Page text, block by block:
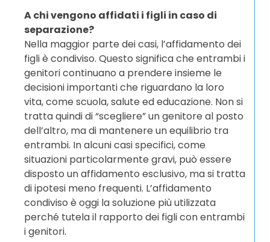
A chi vengono affidati i figli in caso di
separazione?
Nella maggior parte dei casi, l’affidamento dei
figli è condiviso. Questo significa che entrambi i
genitori continuano a prendere insieme le
decisioni importanti che riguardano la loro
vita, come scuola, salute ed educazione. Non si
tratta quindi di “scegliere” un genitore al posto
dell’altro, ma di mantenere un equilibrio tra
entrambi. In alcuni casi specifici, come
situazioni particolarmente gravi, può essere
disposto un affidamento esclusivo, ma si tratta
di ipotesi meno frequenti. L’affidamento
condiviso è oggi la soluzione più utilizzata
perché tutela il rapporto dei figli con entrambi
i genitori.